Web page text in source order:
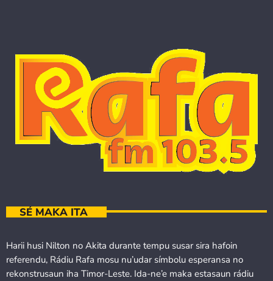
SÉ MAKA ITA
Harii husi Nilton no Akita durante tempu susar sira hafoin
referendu, Rádiu Rafa mosu nu’udar símbolu esperansa no
rekonstrusaun iha Timor-Leste. Ida-ne’e maka estasaun rádiu